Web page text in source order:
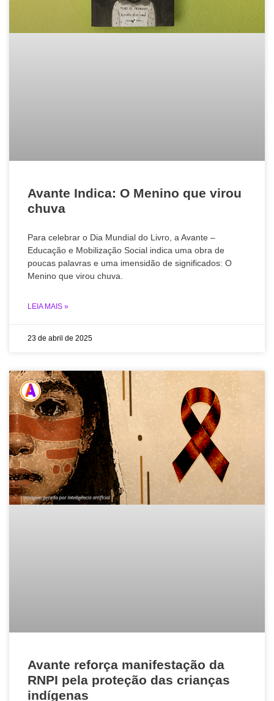
Avante Indica: O Menino que virou
chuva
Para celebrar o Dia Mundial do Livro, a Avante –
Educação e Mobilização Social indica uma obra de
poucas palavras e uma imensidão de significados: O
Menino que virou chuva.
LEIA MAIS »
23 de abril de 2025
Avante reforça manifestação da
RNPI pela proteção das crianças
indígenas